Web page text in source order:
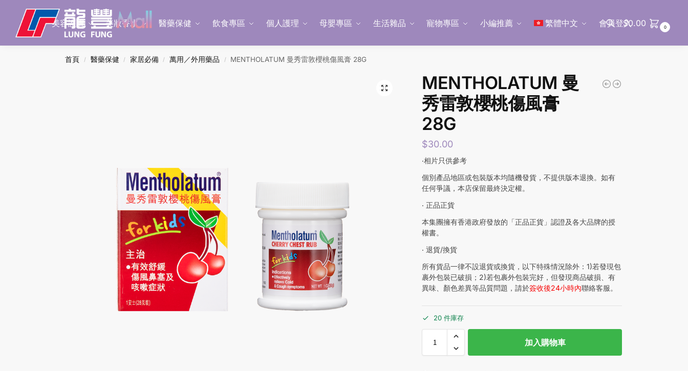
美容護膚 美妝香水 醫藥保健 飲食專區 個人護理 母嬰專區 生活雜品 寵物專區 小編推薦 繁體中文 會員登入
Search
$0.00 0
首頁 / 醫藥保健 / 家居必備 / 萬用／外用藥品 / MENTHOLATUM 曼秀雷敦櫻桃傷風膏 28G
MENTHOLATUM 曼
秀雷敦櫻桃傷風膏
28G
$30.00
‧相片只供參考
個別產品地區或包裝版本均隨機發貨，不提供版本退換。如有
任何爭議，本店保留最終決定權。
‧ 正品正貨
本集團擁有香港政府發放的「正品正貨」認證及各大品牌的授
權書。
‧ 退貨/換貨
所有貨品一律不設退貨或換貨，以下特殊情況除外：1)若發現包
裹外包裝已破損；2)若包裹外包裝完好，但發現商品破損、有
異味、顏色差異等品質問題，請於簽收後24小時內聯絡客服。
20 件庫存
加入購物車